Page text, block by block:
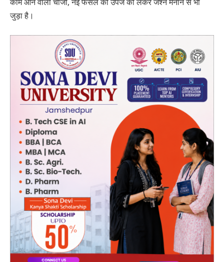
जुड़ा है।